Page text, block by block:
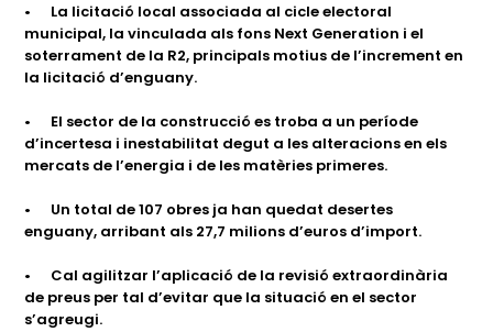
•
La licitació local associada al cicle electoral
municipal, la vinculada als fons Next Generation i el
soterrament de la R2, principals motius de l’increment en
la licitació d’enguany.
•
El sector de la construcció es troba a un període
d’incertesa i inestabilitat degut a les alteracions en els
mercats de l’energia i de les matèries primeres.
•
Un total de 107 obres ja han quedat desertes
enguany, arribant als 27,7 milions d’euros d’import.
•
Cal agilitzar l’aplicació de la revisió extraordinària
de preus per tal d’evitar que la situació en el sector
s’agreugi.